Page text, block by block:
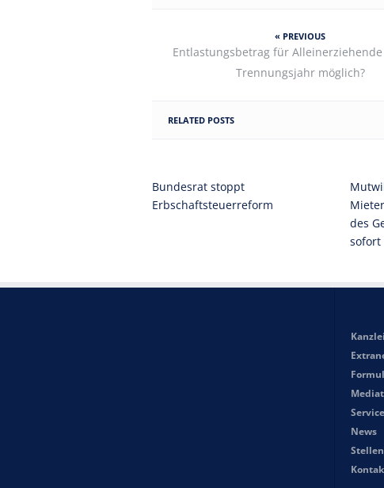
« PREVIOUS
Entlastungsbetrag für
Trennungsjahr möglich?
RELATED POSTS
Bundesrat stoppt
Erbschaftsteuerreform
des
sofort
Kanzlei
Service
News